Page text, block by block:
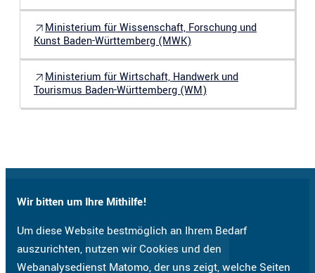
Wir bitten um Ihre Mithilfe!
Um diese Website bestmöglich an Ihrem Bedarf
auszurichten, nutzen wir Cookies und den
Webanalysedienst Matomo, der uns zeigt, welche Seiten
Ministerium für Wissenschaft, Forschung und
Kunst Baden-Württemberg (MWK)
Ministerium für Wirtschaft, Handwerk und
Tourismus Baden-Württemberg (WM)